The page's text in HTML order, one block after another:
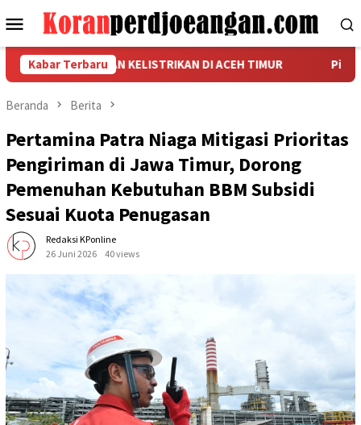
ke
Menu
Mobile
Kabar Terbaru
DAN KELISTRIKAN DI ACEH TIMUR Pimpinan
Beranda Berita
Pertamina Patra Niaga Mitigasi Prioritas
Pengiriman di Jawa Timur, Dorong
Pemenuhan Kebutuhan BBM Subsidi
Sesuai Kuota Penugasan
Redaksi KPonline
26 Juni 2026
40 views